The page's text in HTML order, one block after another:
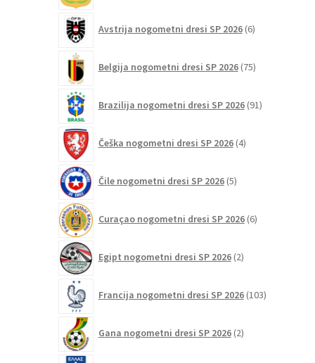
Avstrija nogometni dresi SP 2026 6izdelkov
Belgija nogometni dresi SP 2026 75izdelkov
Brazilija nogometni dresi SP 2026 91izdelkov
Češka nogometni dresi SP 2026 4izdelki
Čile nogometni dresi SP 2026 5izdelkov
Curaçao nogometni dresi SP 2026 6izdelkov
Egipt nogometni dresi SP 2026 2izdelka
Francija nogometni dresi SP 2026 103izdelki
Gana nogometni dresi SP 2026 2izdelka